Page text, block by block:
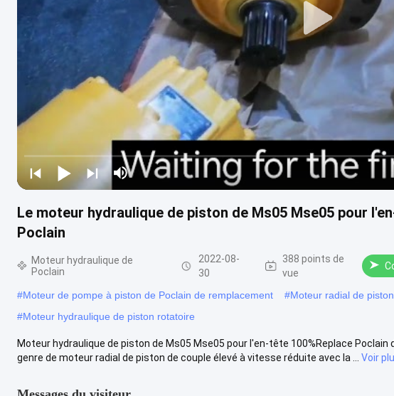
Le moteur hydraulique de piston de Ms05 Mse05 pour
Poclain
Moteur hydraulique de
Poclain
2022-08-
30
388 points de
vue
#Moteur de pompe à piston de Poclain de remplacement #Moteur radial de
#Moteur hydraulique de piston rotatoire
Moteur hydraulique de piston de Ms05 Mse05 pour l'en-tête 100%Replace
genre de moteur radial de piston de couple élevé à vitesse réduite avec la ...
Voir